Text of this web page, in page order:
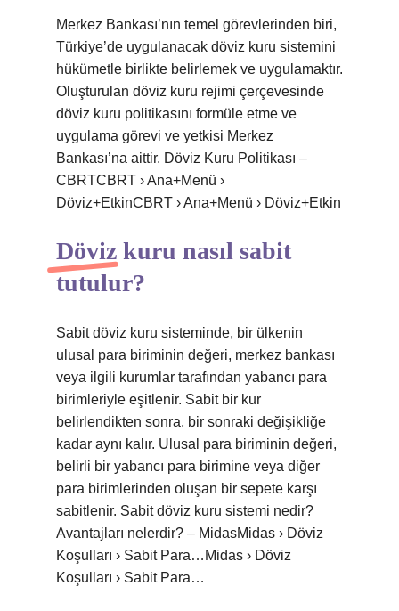
Merkez Bankası’nın temel görevlerinden biri,
Türkiye’de uygulanacak döviz kuru sistemini
hükümetle birlikte belirlemek ve uygulamaktır.
Oluşturulan döviz kuru rejimi çerçevesinde
döviz kuru politikasını formüle etme ve
uygulama görevi ve yetkisi Merkez
Bankası’na aittir. Döviz Kuru Politikası –
CBRTCBRT › Ana+Menü ›
Döviz+EtkinCBRT › Ana+Menü › Döviz+Etkin
Döviz kuru nasıl sabit
tutulur?
Sabit döviz kuru sisteminde, bir ülkenin
ulusal para biriminin değeri, merkez bankası
veya ilgili kurumlar tarafından yabancı para
birimleriyle eşitlenir. Sabit bir kur
belirlendikten sonra, bir sonraki değişikliğe
kadar aynı kalır. Ulusal para biriminin değeri,
belirli bir yabancı para birimine veya diğer
para birimlerinden oluşan bir sepete karşı
sabitlenir. Sabit döviz kuru sistemi nedir?
Avantajları nelerdir? – MidasMidas › Döviz
Koşulları › Sabit Para…Midas › Döviz
Koşulları › Sabit Para…